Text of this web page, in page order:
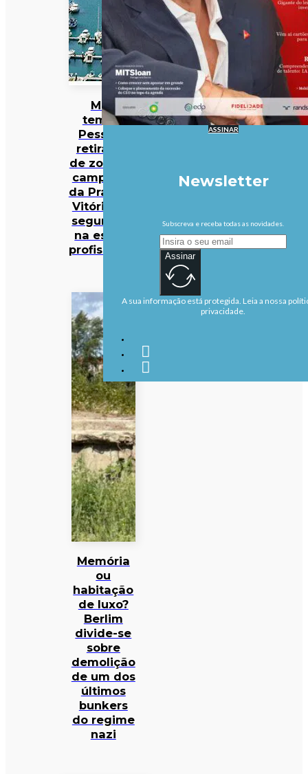
Mau
tempo:
Pessoas
retiradas
de zona de
campismo
da Praia da
Vitória em
segurança
na escola
profissional
Memória
ou
habitação
de luxo?
Berlim
divide-se
sobre
demolição
de um dos
últimos
bunkers
do regime
nazi
ASSINAR
Newsletter
Subscreva e receba todas as novidades.
Assinar
A sua informação está protegida. Leia a nossa
privacidade.